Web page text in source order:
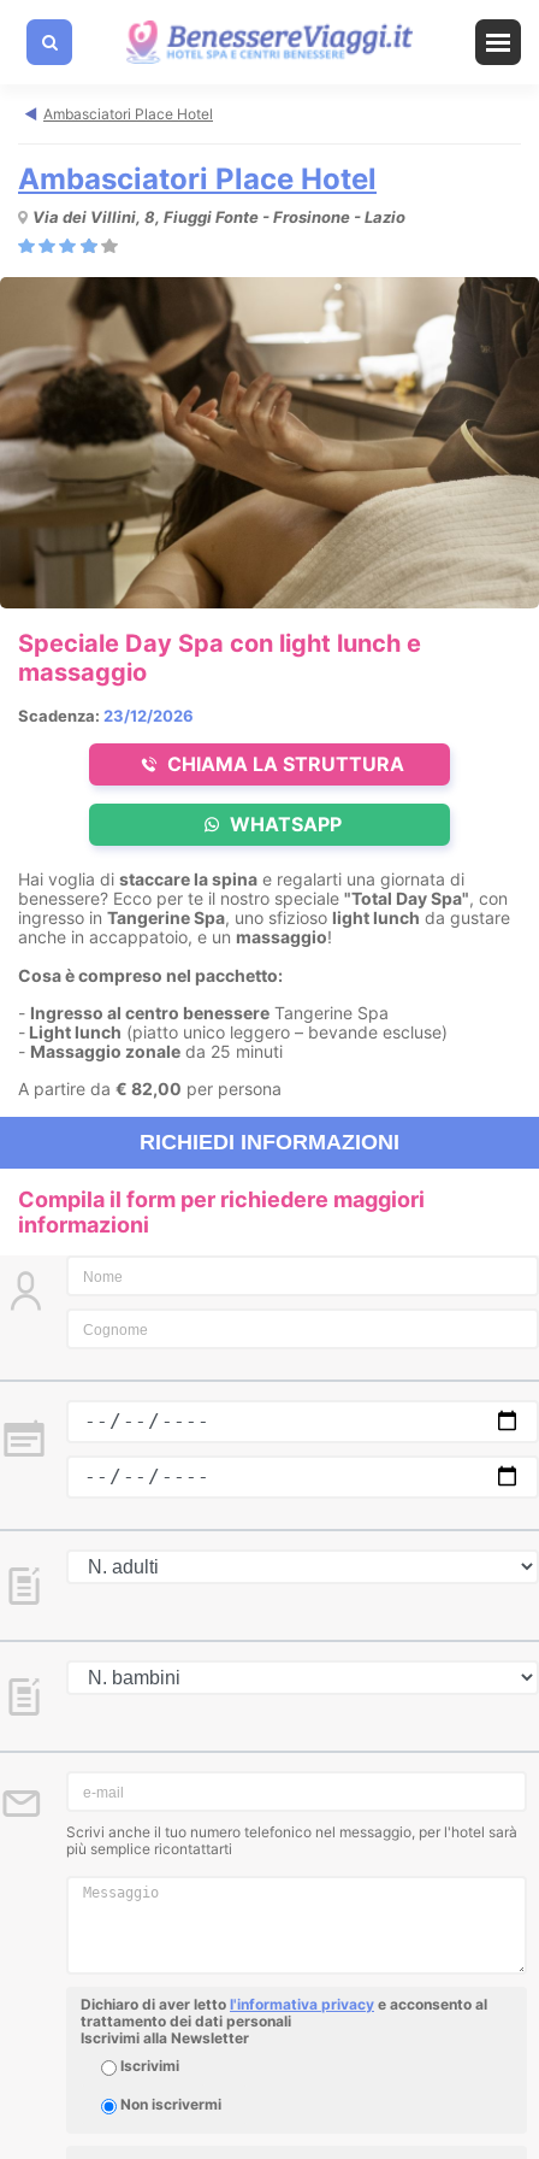
Ambasciatori Place Hotel
Ambasciatori Place Hotel
Via dei Villini, 8, Fiuggi Fonte - Frosinone - Lazio
CHIAMA LA STRUTTURA
WHATSAPP
Scadenza: 23/12/2026
Speciale Day Spa con light lunch e
massaggio
Hai voglia di staccare la spina e regalarti una giornata di
benessere? Ecco per te il nostro speciale "Total Day Spa", con
ingresso in Tangerine Spa, uno sfizioso light lunch da gustare
anche in accappatoio, e un massaggio!
Cosa è compreso nel pacchetto:
- Ingresso al centro benessere Tangerine Spa
- Light lunch (piatto unico leggero – bevande escluse)
- Massaggio zonale da 25 minuti
A partire da € 82,00 per persona
RICHIEDI INFORMAZIONI
Compila il form per richiedere maggiori
informazioni
Scrivi anche il tuo numero telefonico nel messaggio, per l'hotel sarà
più semplice ricontattarti
Dichiaro di aver letto l'informativa privacy e acconsento al
trattamento dei dati personali
Iscrivimi alla Newsletter
Iscrivimi
Non iscrivermi